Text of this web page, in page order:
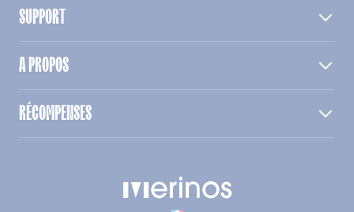
SUPPORT
A PROPOS
RÉCOMPENSES